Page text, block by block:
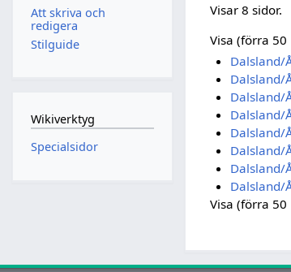
Visar 8 sidor.
Visa (förra 50
Dalsland/
Dalsland/
Dalsland/
Dalsland/
Dalsland/
Dalsland/
Dalsland/
Dalsland/
Visa (förra 50
Att skriva och
redigera
Stilguide
Wikiverktyg
Specialsidor